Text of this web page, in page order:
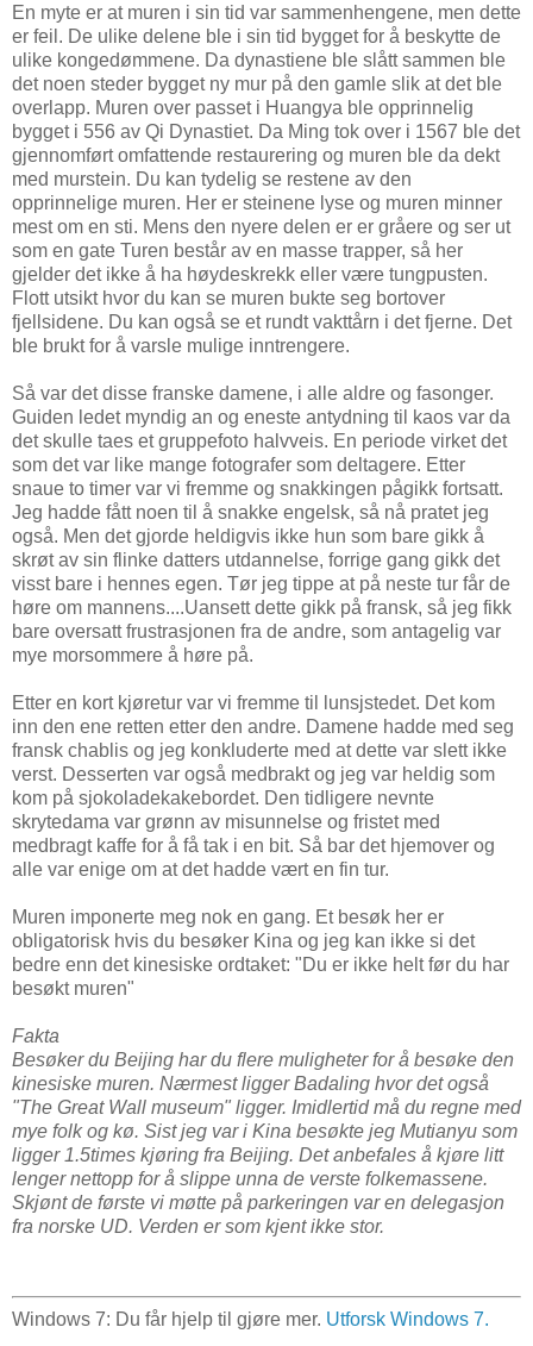
En myte er at muren i sin tid var sammenhengene, men dette
er feil. De ulike delene ble i sin tid bygget for å beskytte de
ulike kongedømmene. Da dynastiene ble slått sammen ble
det noen steder bygget ny mur på den gamle slik at det ble
overlapp. Muren over passet i Huangya ble opprinnelig
bygget i 556 av Qi Dynastiet. Da Ming tok over i 1567 ble det
gjennomført omfattende restaurering og muren ble da dekt
med murstein. Du kan tydelig se restene av den
opprinnelige muren. Her er steinene lyse og muren minner
mest om en sti. Mens den nyere delen er er gråere og ser ut
som en gate Turen består av en masse trapper, så her
gjelder det ikke å ha høydeskrekk eller være tungpusten.
Flott utsikt hvor du kan se muren bukte seg bortover
fjellsidene. Du kan også se et rundt vakttårn i det fjerne. Det
ble brukt for å varsle mulige inntrengere.
Så var det disse franske damene, i alle aldre og fasonger.
Guiden ledet myndig an og eneste antydning til kaos var da
det skulle taes et gruppefoto halvveis. En periode virket det
som det var like mange fotografer som deltagere. Etter
snaue to timer var vi fremme og snakkingen pågikk fortsatt.
Jeg hadde fått noen til å snakke engelsk, så nå pratet jeg
også. Men det gjorde heldigvis ikke hun som bare gikk å
skrøt av sin flinke datters utdannelse, forrige gang gikk det
visst bare i hennes egen. Tør jeg tippe at på neste tur får de
høre om mannens....Uansett dette gikk på fransk, så jeg fikk
bare oversatt frustrasjonen fra de andre, som antagelig var
mye morsommere å høre på.
Etter en kort kjøretur var vi fremme til lunsjstedet. Det kom
inn den ene retten etter den andre. Damene hadde med seg
fransk chablis og jeg konkluderte med at dette var slett ikke
verst. Desserten var også medbrakt og jeg var heldig som
kom på sjokoladekakebordet. Den tidligere nevnte
skrytedama var grønn av misunnelse og fristet med
medbragt kaffe for å få tak i en bit. Så bar det hjemover og
alle var enige om at det hadde vært en fin tur.
Muren imponerte meg nok en gang. Et besøk her er
obligatorisk hvis du besøker Kina og jeg kan ikke si det
bedre enn det kinesiske ordtaket: "Du er ikke helt før du har
besøkt muren"
Fakta
Besøker du Beijing har du flere muligheter for å besøke den
kinesiske muren. Nærmest ligger Badaling hvor det også
"The Great Wall museum" ligger. Imidlertid må du regne med
mye folk og kø. Sist jeg var i Kina besøkte jeg Mutianyu som
ligger 1.5times kjøring fra Beijing. Det anbefales å kjøre litt
lenger nettopp for å slippe unna de verste folkemassene.
Skjønt de første vi møtte på parkeringen var en delegasjon
fra norske UD. Verden er som kjent ikke stor.
Windows 7: Du får hjelp til gjøre mer. Utforsk Windows 7.